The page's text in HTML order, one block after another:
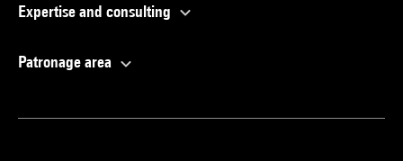
Expertise and consulting
Patronage area